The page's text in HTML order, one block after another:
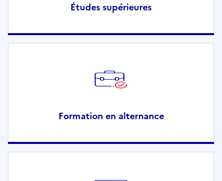
Études supérieures
Formation en alternance